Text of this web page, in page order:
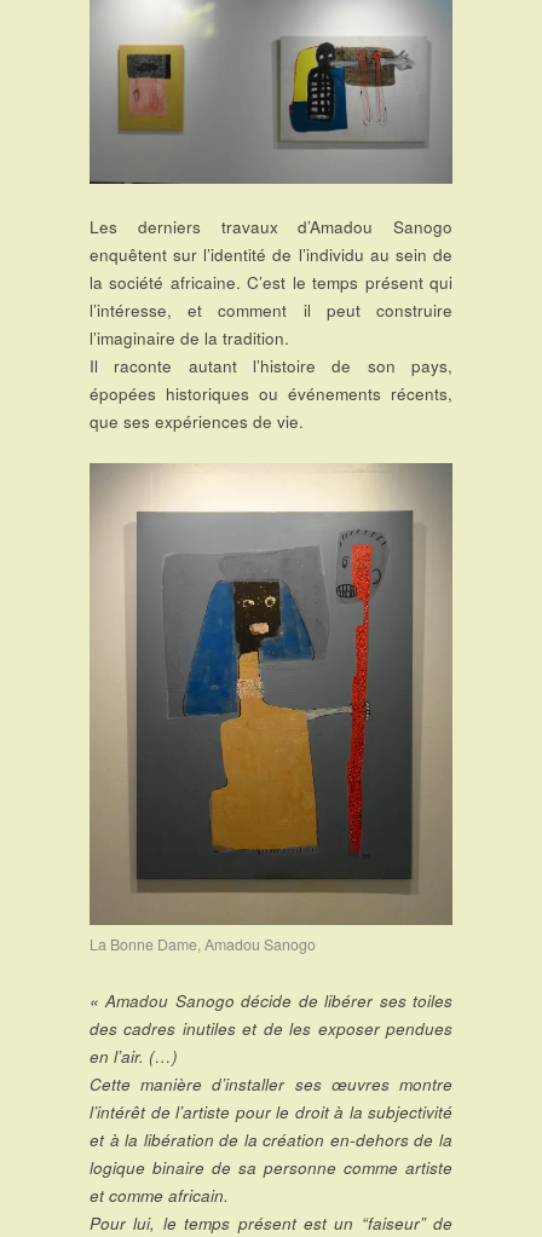
Les derniers travaux d’Amadou Sanogo
enquêtent sur l’identité de l’individu au sein de
la société africaine. C’est le temps présent qui
l’intéresse, et comment il peut construire
l’imaginaire de la tradition.
Il raconte autant l’histoire de son pays,
épopées historiques ou événements récents,
que ses expériences de vie.
La Bonne Dame, Amadou Sanogo
« Amadou Sanogo décide de libérer ses toiles
des cadres inutiles et de les exposer pendues
en l’air. (…)
Cette manière d’installer ses œuvres montre
l’intérêt de l’artiste pour le droit à la subjectivité
et à la libération de la création en-dehors de la
logique binaire de sa personne comme artiste
et comme africain.
Pour lui, le temps présent est un “faiseur” de